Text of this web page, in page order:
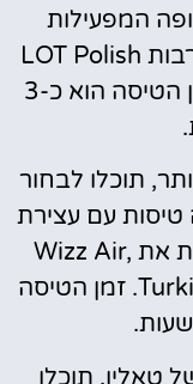
המפעילות
טיסות ישירות מטאלין לנתב"ג, לרבות LOT Polish
Airlines, Ryanair ו-Finnair. זמן הטיסה הוא כ-3
תוכלו לבחור
עם עצירת
ביניים. חברות תעופה אלו כוללות את Wizz Air,
Pegasus Airlines ו-Turkish Airlines. זמן הטיסה
טאלין, תוכלו